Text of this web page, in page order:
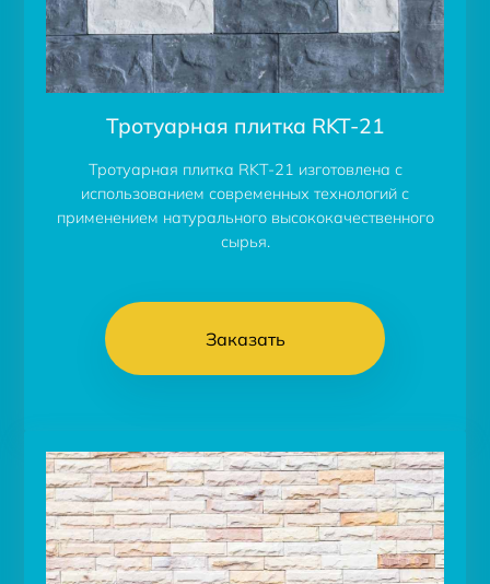
Тротуарная плитка RKT-21
Тротуарная плитка RKT-21 изготовлена с
использованием современных технологий с
применением натурального высококачественного
сырья.
Заказать